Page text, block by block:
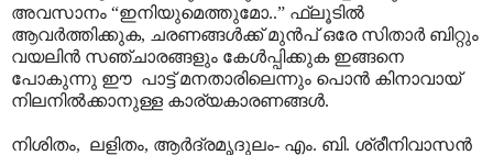
അവസാനം “ഇനിയുമെത്തുമോ..” ഫ്ലൂടിൽ
ആവർത്തിക്കുക, ചരണങ്ങൾക്ക് മുൻപ് ഒരേ സിതാർ ബിറ്റും
വയലിൻ സഞ്ചാരങ്ങളും കേൾപ്പിക്കുക ഇങ്ങനെ
പോകുന്നു ഈ പാട്ട് മനതാരിലെന്നും പൊൻ കിനാവായ്
നിലനിൽക്കാനുള്ള കാര്യകാരണങ്ങൾ.
നിശിതം, ലളിതം, ആർദ്രമൃദുലം- എം. ബി. ശ്രീനിവാസൻ